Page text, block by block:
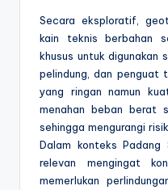
Secara eksploratif,
kain teknis berbahan
khusus untuk digunakan
pelindung, dan penguat
yang ringan namun
menahan beban berat
sehingga mengurangi
Dalam konteks Padang
relevan mengingat
memerlukan